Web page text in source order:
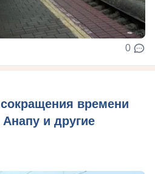
0
времени
и другие